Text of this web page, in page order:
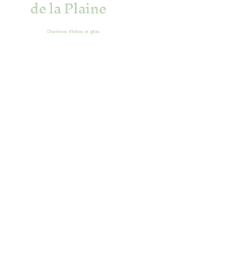
de la Plaine
Chambres d'hôtes et gîtes